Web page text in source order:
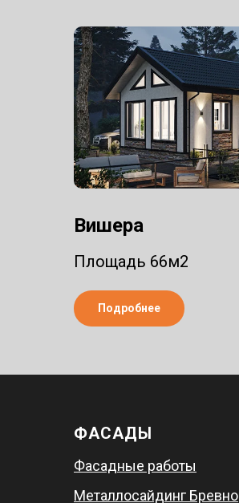
Вишера
Площадь 66м2
Подробнее
ФАСАДЫ
Фасадные работы
Металлосайдинг Бревно